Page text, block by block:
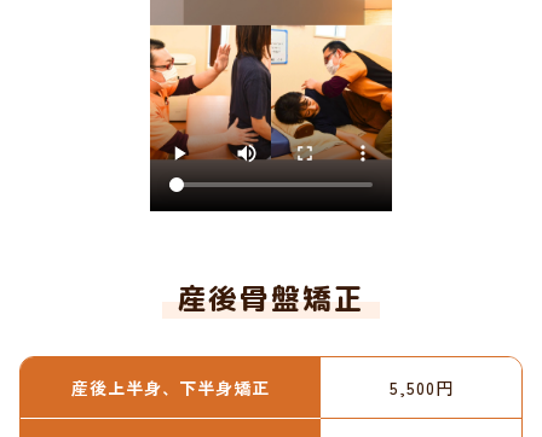
産後骨盤矯正
産後上半身、下半身矯正 5,500円